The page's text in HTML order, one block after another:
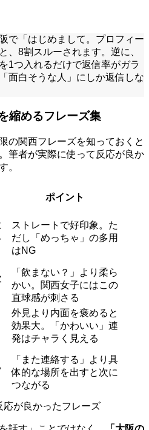
で「はじめまして。プロフィー
、8割スルーされます。逆に、
1つ入れるだけで返信率がガラ
面白そうな人」にしか返信しな
縮めるフレーズ集
の関西フレーズを知っておくと
筆者が実際に使って反応が良か
。
ポイント
ストレートで好印象。た
だし「めっちゃ」の多用
はNG
「飲まない？」より柔ら
かい。関西女子にはこの
直球感が刺さる
外見より内面を褒めると
効果大。「かわいい」連
発はチャラく見える
「また連絡する」より具
体的な場所を出すと次に
つながる
が良かったフレーズ